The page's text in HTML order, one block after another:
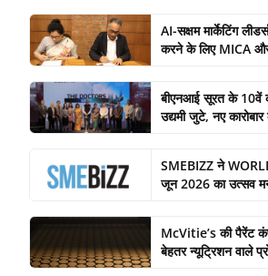
AI-सक्षम मार्केटिंग
करने के लिए MICA
बीएनआई सूरत के 10वें
उद्यमी जुटे, नए
SMEBIZZ ने
जून 2026 का उत्सव
McVitie’s की पैरेंट
बेहतर न्यूट्रिशन वाले